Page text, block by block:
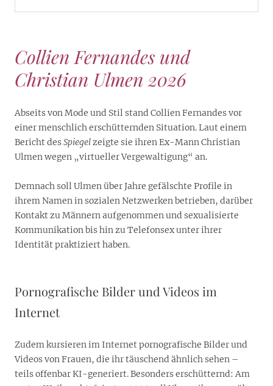
Collien Fernandes und
Christian Ulmen 2026
Abseits von Mode und Stil stand Collien Fernandes vor
einer menschlich erschütternden Situation. Laut einem
Bericht desSpiegelzeigte sie ihren Ex-Mann Christian
Ulmen wegen „virtueller Vergewaltigung“ an.
Demnach soll Ulmen über Jahre gefälschte Profile in
ihrem Namen in sozialen Netzwerken betrieben, darüber
Kontakt zu Männern aufgenommen und sexualisierte
Kommunikation bis hin zu Telefonsex unter ihrer
Identität praktiziert haben.
Pornografische Bilder und Videos im
Internet
Zudem kursieren im Internet pornografische Bilder und
Videos von Frauen, die ihr täuschend ähnlich sehen –
teils offenbar KI-generiert. Besonders erschütternd: Am